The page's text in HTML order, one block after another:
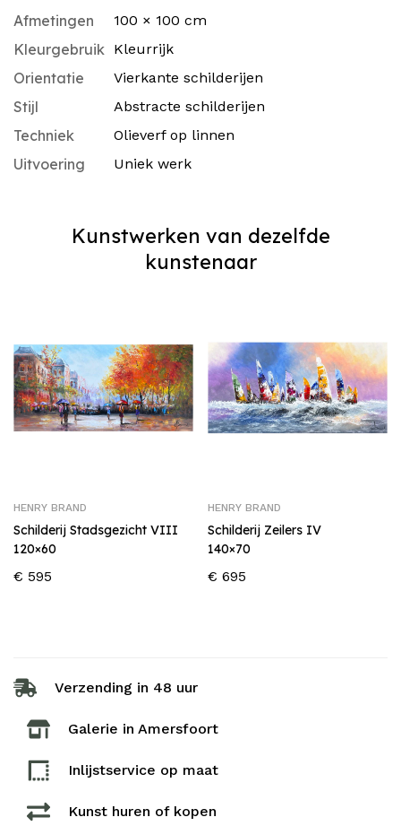
Afmetingen 100 × 100 cm
Kleurgebruik Kleurrijk
Orientatie Vierkante schilderijen
Stijl Abstracte schilderijen
Techniek Olieverf op linnen
Uitvoering Uniek werk
Kunstwerken van dezelfde
kunstenaar
HENRY BRAND
Schilderij Stadsgezicht VIII
120×60
€ 595
HENRY BRAND
Schilderij Zeilers IV
140×70
€ 695
Verzending in 48 uur
Galerie in Amersfoort
Inlijstservice op maat​
Kunst huren of kopen